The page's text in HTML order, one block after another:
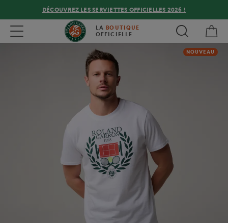
DÉCOUVREZ LES SERVIETTES OFFICIELLES 2026 !
Toggle navigation LA BOUTIQUE
OFFICIELLE
NOUVEAU